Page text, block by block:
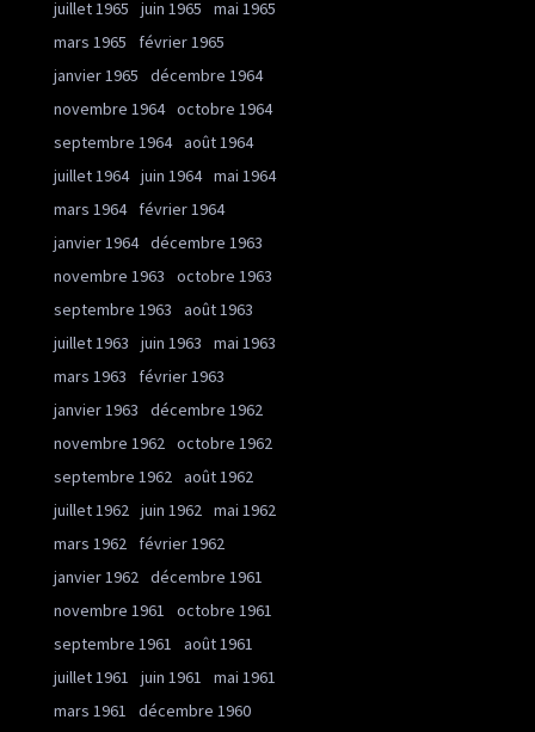
juillet 1965 juin 1965
mai 1965
mars 1965
février 1965
janvier 1965
décembre 1964
novembre 1964 octobre 1964
septembre 1964 août 1964
juillet 1964 juin 1964 mai 1964
mars 1964
février 1964
janvier 1964 décembre 1963
novembre 1963
octobre 1963
septembre 1963
août 1963
juillet 1963
juin 1963
mai 1963
mars 1963
février 1963
janvier 1963
décembre 1962
novembre 1962 octobre 1962
septembre 1962 août 1962
juillet 1962 juin 1962 mai 1962
mars 1962
février 1962
janvier 1962 décembre 1961
novembre 1961
octobre 1961
septembre 1961
août 1961
juillet 1961
juin 1961
mai 1961
mars 1961
décembre 1960